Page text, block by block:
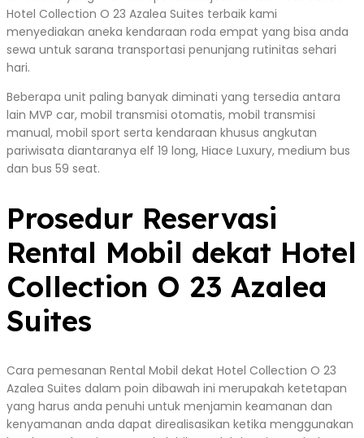
Hotel Collection O 23 Azalea Suites terbaik kami
menyediakan aneka kendaraan roda empat yang bisa anda
sewa untuk sarana transportasi penunjang rutinitas sehari
hari.
Beberapa unit paling banyak diminati yang tersedia antara
lain MVP car, mobil transmisi otomatis, mobil transmisi
manual, mobil sport serta kendaraan khusus angkutan
pariwisata diantaranya elf 19 long, Hiace Luxury, medium bus
dan bus 59 seat.
Prosedur Reservasi
Rental Mobil dekat Hotel
Collection O 23 Azalea
Suites
Cara pemesanan Rental Mobil dekat Hotel Collection O 23
Azalea Suites dalam poin dibawah ini merupakah ketetapan
yang harus anda penuhi untuk menjamin keamanan dan
kenyamanan anda dapat direalisasikan ketika menggunakan